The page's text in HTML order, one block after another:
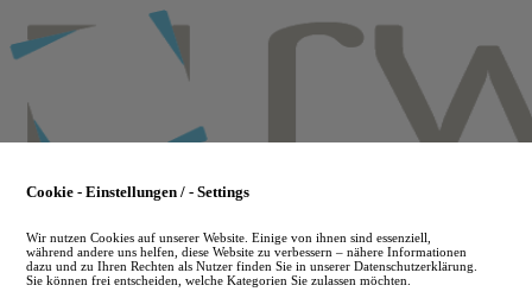
to
main
Cookie - Einstellungen / - Settings
Wir nutzen Cookies auf unserer Website. Einige von ihnen sind essenziell,
während andere uns helfen, diese Website zu verbessern – nähere Informationen
dazu und zu Ihren Rechten als Nutzer finden Sie in unserer Datenschutzerklärung.
Sie können frei entscheiden, welche Kategorien Sie zulassen möchten.